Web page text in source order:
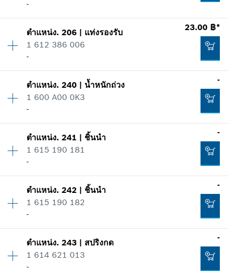
-
แสดงในรูป
161.00 ฿*
เพิ่มในตะกร้าสินค้า
-
ปริมาณ 1
ราคากลุ่ม: -
รายการการใช้
แสดงในรูป
-
เพิ่มในตะกร้าสินค้า
ตำแหน่ง.206 | แท่งรองรับ
1 612 386 006
-
23.00 ฿*
ปริมาณ 1
ราคากลุ่ม: 10
รายการการใช้
แสดงในรูป
23.00 ฿*
ตำแหน่ง.240 | น้ำหนักถ่วง
1 600 A00 0K3
-
-
ปริมาณ 1
ราคากลุ่ม: -
รายการการใช้
แสดงในรูป
-
ตำแหน่ง.241 | ชิ้นนำ
1 615 190 181
-
-
ปริมาณ 1
ราคากลุ่ม: -
รายการการใช้
แสดงในรูป
ตำแหน่ง.242 | ชิ้นนำ
1 615 190 182
-
-
ราคากลุ่ม:-
ตำแหน่ง.243 | สปริงกด
1 614 621 013
-
-